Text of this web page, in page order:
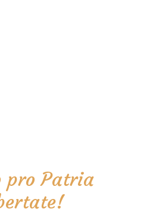
pro Patria